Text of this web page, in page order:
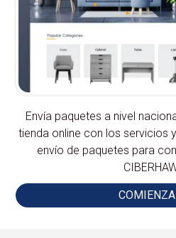
Envía paquetes a nivel
tienda online con los servicios
envío de paquetes para